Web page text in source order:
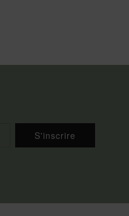
S'inscrire